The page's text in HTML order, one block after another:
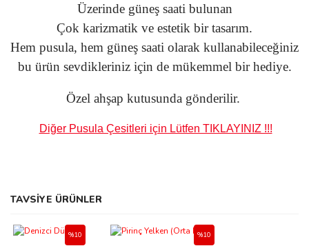
Üzerinde güneş saati bulunan
Çok karizmatik ve estetik bir tasarım.
Hem pusula, hem güneş saati olarak kullanabileceğiniz
bu ürün sevdikleriniz için de mükemmel bir hediye.
Özel ahşap kutusunda gönderilir.
Diğer Pusula Çesitleri için Lütfen TIKLAYINIZ !!!
Pusula
konularda yetersiz gördüğünüz noktaları öneri formunu kullanarak
Görüş ve önerileriniz için teşekkür ederiz.
ve güvenilir site, tavsiye ederim
S... M... | 04/08/2026
TAVSİYE ÜRÜNLER
%10 %10